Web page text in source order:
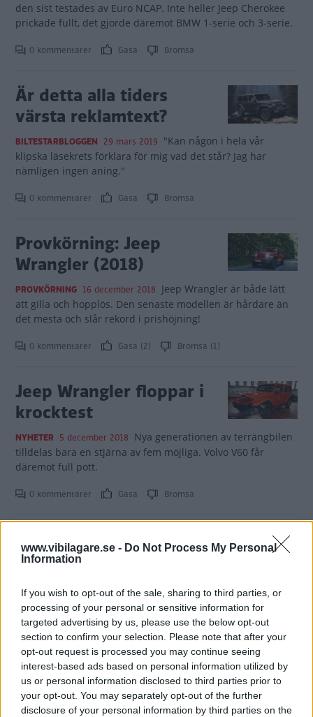
www.vibilagare.se - Do Not Process My Personal
Information
If you wish to opt-out of the sale, sharing to third parties, or
processing of your personal or sensitive information for
targeted advertising by us, please use the below opt-out
section to confirm your selection. Please note that after your
opt-out request is processed you may continue seeing
interest-based ads based on personal information utilized by
us or personal information disclosed to third parties prior to
your opt-out. You may separately opt-out of the further
disclosure of your personal information by third parties on the
den sist testades av Euro NCAP. Inte heller Jeep Cherokee
prickade fullt, det gjorde däremot BMW 1-serie och 3-serie.
0 kommentarer Gasa Bromsa
Är detta alla tiders
värsta reklamtext?
BILTESTARBLOGGEN 29 mars 2019 "Kan någon i hela vår
klipska läsekrets förklara för mig vad det står? Jag har
nämligen ingen aning."
0 kommentarer Gasa Bromsa
Provkörning: Jeep
Wrangler (2018)
PROVKÖRNING 16 december 2018 Jeep Wrangler är både lätt
att gilla och hopplös. Den senaste modellen är hårdare än
det mesta och slår rekord i prishöjning!
0 kommentarer Gasa (2) Bromsa (1)
Jeep Wrangler floppar i
krocktest
NYHETER 5 december 2018 Nya generationen av terrängbilen
tilldelas bara en stjärna av fem möjliga. Volvo V60 får
däremot full pott.
0 kommentarer Gasa Bromsa
Jeep Gladiator en
pickupversion av
NYHETER 29 november 2018 Terrängbilen med flak blir Jeeps
första i klassen på ett kvarts sekel.
0 kommentarer Gasa Bromsa (1)
Jeep Renegade blir